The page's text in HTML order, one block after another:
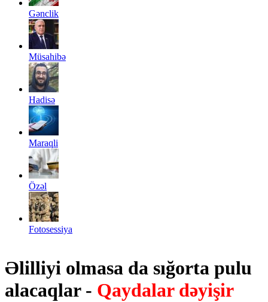
Gənclik
Müsahibə
Hadisə
Maraqli
Özəl
Fotosessiya
Əlilliyi olmasa da sığorta pulu
alacaqlar - Qaydalar dəyişir